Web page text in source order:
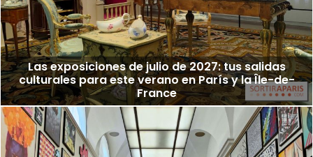
Las exposiciones de julio de 2027: tus salidas
culturales para este verano en París y la Île-de-
France